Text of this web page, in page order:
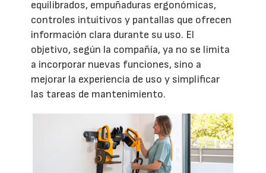
equilibrados, empuñaduras ergonómicas,
controles intuitivos y pantallas que ofrecen
información clara durante su uso. El
objetivo, según la compañía, ya no se limita
a incorporar nuevas funciones, sino a
mejorar la experiencia de uso y simplificar
las tareas de mantenimiento.